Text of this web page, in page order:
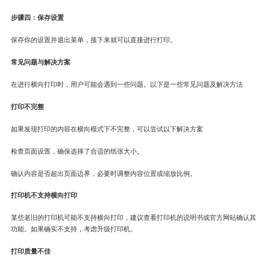
步骤四：保存设置
保存你的设置并退出菜单，接下来就可以直接进行打印。
常见问题与解决方案
在进行横向打印时，用户可能会遇到一些问题。以下是一些常见问题及解决方法
打印不完整
如果发现打印的内容在横向模式下不完整，可以尝试以下解决方案
检查页面设置，确保选择了合适的纸张大小。
确认内容是否超出页面边界，必要时调整内容位置或缩放比例。
打印机不支持横向打印
某些老旧的打印机可能不支持横向打印，建议查看打印机的说明书或官方网站确认其
功能。如果确实不支持，考虑升级打印机。
打印质量不佳